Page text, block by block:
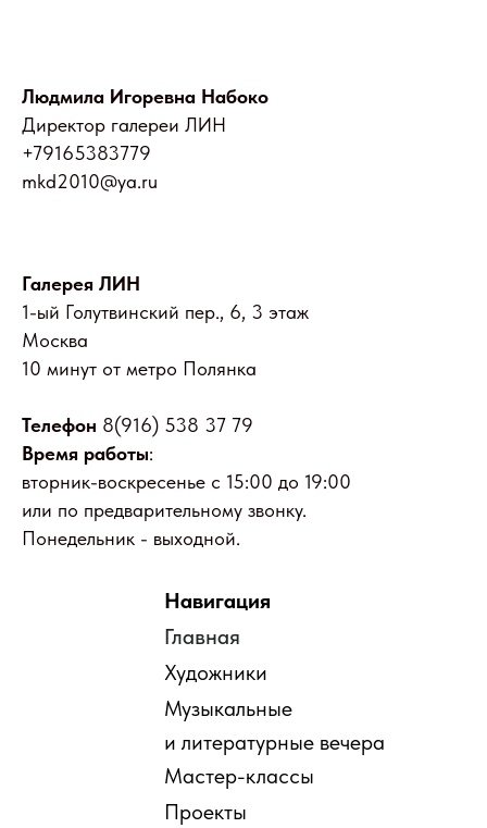
Людмила Игоревна Набоко
Директор галереи ЛИН
+79165383779
mkd2010@ya.ru
Галерея ЛИН
1-ый Голутвинский пер., 6, 3 этаж
Москва
10 минут от метро Полянка
Телефон 8(916) 538 37 79
Время работы:
вторник-воскресенье с 15:00 до 19:00
или по предварительному звонку.
Понедельник - выходной.
Навигация
Художники
Мастер-классы
Музыкальные
и литературные вечера
Проекты
Главная